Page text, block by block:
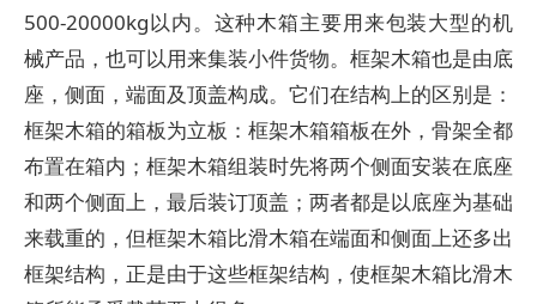
500-20000kg以内。这种木箱主要用来包装大型的机
械产品，也可以用来集装小件货物。框架木箱也是由底
座，侧面，端面及顶盖构成。它们在结构上的区别是：
框架木箱的箱板为立板：框架木箱箱板在外，骨架全都
布置在箱内；框架木箱组装时先将两个侧面安装在底座
和两个侧面上，最后装订顶盖；两者都是以底座为基础
来载重的，但框架木箱比滑木箱在端面和侧面上还多出
框架结构，正是由于这些框架结构，使框架木箱比滑木